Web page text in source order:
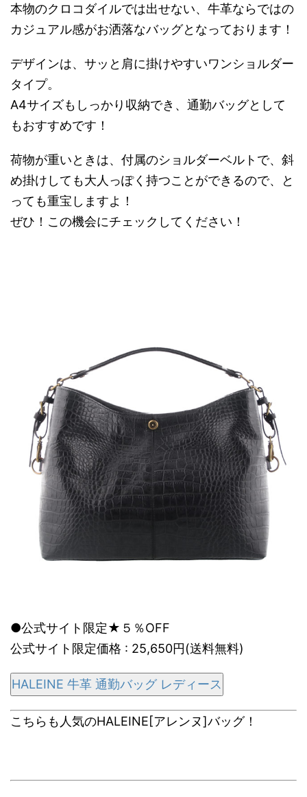
本物のクロコダイルでは出せない、牛革ならではの
カジュアル感がお洒落なバッグとなっております！
デザインは、サッと肩に掛けやすいワンショルダー
タイプ。
A4サイズもしっかり収納でき、通勤バッグとして
もおすすめです！
荷物が重いときは、付属のショルダーベルトで、斜
め掛けしても大人っぽく持つことができるので、と
っても重宝しますよ！
ぜひ！この機会にチェックしてください！
●公式サイト限定★５％OFF
公式サイト限定価格 : 25,650円(送料無料)
HALEINE 牛革 通勤バッグ レディース
こちらも人気のHALEINE[アレンヌ]バッグ！